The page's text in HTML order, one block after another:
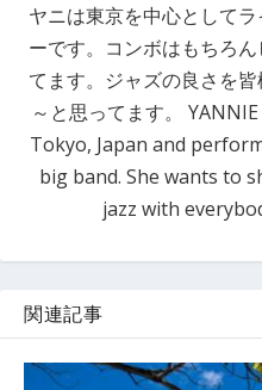
ヤニは東京を中心として
ーです。コンボはもちろ
てます。ジャズの良さを
～と思ってます。
Tokyo, Japan and
big band. She wants to
jazz with
関連記事